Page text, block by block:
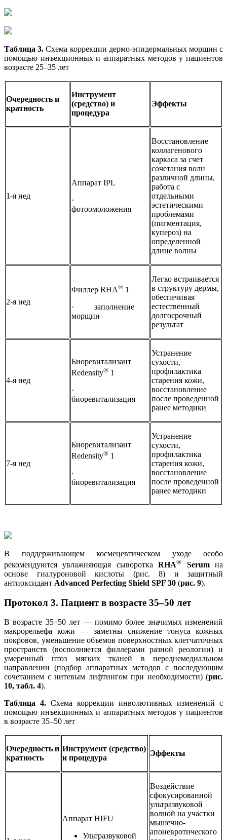
Таблица 3. Схема коррекции дермо-эпидермальных морщин с
помощью инъекционных и аппаратных методов у пациентов
возрасте 25–35 лет
Очередность и
кратность
Инструмент
(средство) и
процедура
Эффекты
1-я нед
Аппарат IPL
·
фотоомоложения
Восстановление
коллагенового
каркаса за счет
сочетания волн
различной длины,
работа с
отдельными
эстетическими
проблемами
(пигментация,
купероз) на
определенной
длине волны
2-я нед
Филлер RHA® 1
· заполнение
морщин
Легко встраивается
в структуру дермы,
обеспечивая
естественный
долгосрочный
результат
4-я нед
Биоревитализант
Redensity® 1
·
биоревитализация
Устранение
сухости,
профилактика
старения кожи,
восстановление
после проведенной
ранее методики
7-я нед
Биоревитализант
Redensity® 1
·
биоревитализация
Устранение
сухости,
профилактика
старения кожи,
восстановление
после проведенной
ранее методики
В поддерживающем космецевтическом уходе особо
рекомендуются увлажняющая сывороткаRHA® Serumна
основе гиалуроновой кислоты (рис. 8) и защитный
антиоксидант Advanced Perfecting Shield SPF 30 (рис. 9).
Протокол 3. Пациент в возрасте 35–50 лет
В возрасте 35–50 лет — помимо более значимых изменений
макрорельефа кожи — заметны снижение тонуса кожных
покровов, уменьшение объемов поверхностных клетчаточных
пространств (восполняется филлерами разной реологии) и
умеренный птоз мягких тканей в переднемедиальном
направлении (подбор аппаратных методов с последующим
сочетанием с нитевым лифтингом при необходимости) (рис.
10, табл. 4).
Таблица 4. Схема коррекции инволютивных изменений с
помощью инъекционных и аппаратных методов у пациентов
в возрасте 35–50 лет
Очередность и
кратность
Инструмент (средство)
и процедура
Эффекты
Аппарат HIFU
Ультразвуковой
Воздействие
сфокусированной
ультразвуковой
волной на участки
мышечно-
апоневротического